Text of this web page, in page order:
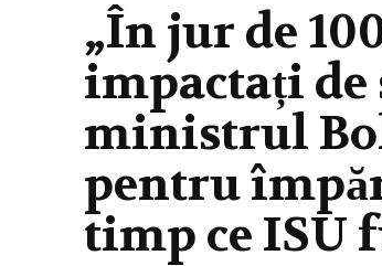
„În jur de
impactați
ministrul
pentru
timp ce ISU